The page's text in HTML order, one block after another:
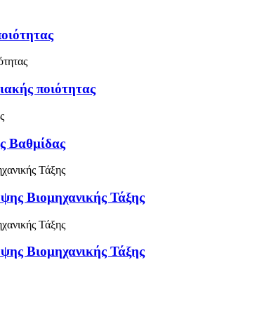
ποιότητας
Βαθμίδας
Βιομηχανικής Τάξης
Βιομηχανικής Τάξης